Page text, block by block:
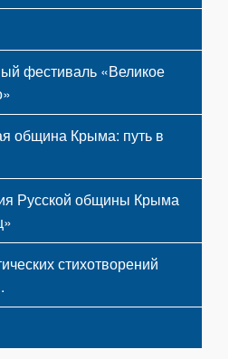
фестиваль «Великое
община Крыма: путь в
Русской общины Крыма
стихотворений